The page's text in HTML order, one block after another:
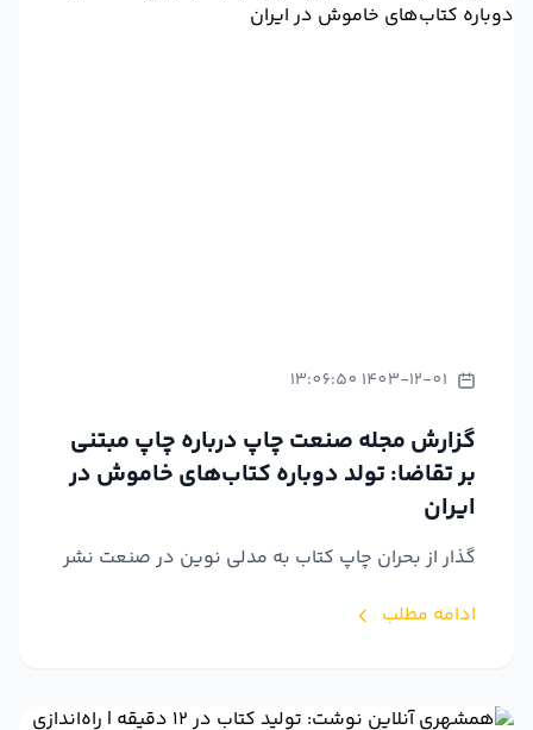
1403-12-01 13:06:50
گزارش مجله صنعت چاپ درباره چاپ مبتنی
بر تقاضا: تولد دوباره کتاب‌های خاموش در
ایران
گذار از بحران چاپ کتاب به مدلی نوین در صنعت نشر
ادامه مطلب